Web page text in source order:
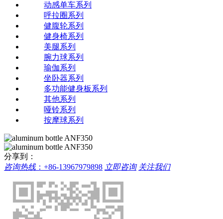
动感单车系列
呼拉圈系列
健腹轮系列
健身椅系列
美腿系列
腕力球系列
瑜伽系列
坐卧器系列
多功能健身板系列
其他系列
哑铃系列
按摩球系列
分享到：
咨询热线： +86-13967979898 立即咨询 关注我们